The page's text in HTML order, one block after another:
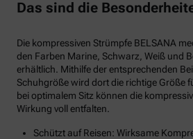
Das sind die
Die kompressiven Strümpfe BELSANA
den Farben Marine, Schwarz, Weiß und
erhältlich. Mithilfe der entsprechenden
Schuhgröße wird dort die richtige Größe
bei optimalem Sitz können die
Wirkung voll entfalten.
Schützt auf Reisen: Wirksame